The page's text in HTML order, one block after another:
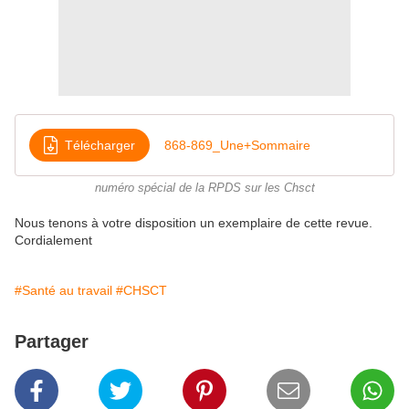
Télécharger 868-869_Une+Sommaire
numéro spécial de la RPDS sur les Chsct
Nous tenons à votre disposition un exemplaire de cette revue.
Cordialement
#Santé au travail #CHSCT
Partager